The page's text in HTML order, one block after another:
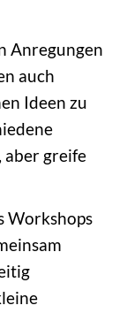
Anregungen
auch
Ideen zu
aber greife
Workshops